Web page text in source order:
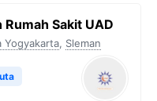
Sakit UAD
Yogyakarta, Sleman